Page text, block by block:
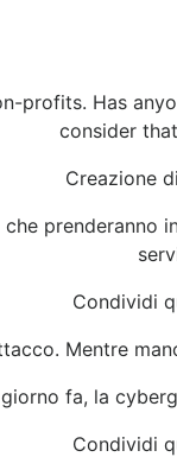
profits. Has
consider
Creazione
prenderanno
Condividi
Mentre
fa, la
Condividi